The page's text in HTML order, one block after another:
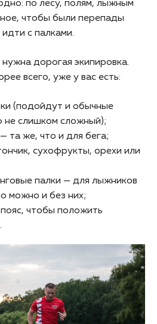
по лесу, полям, лыжным
чтобы были перепады
с палками.
дорогая экипировка.
всего, уже у вас есть:
(подойдут и обычные
не слишком сложный);
та же, что и для бега;
сухофрукты, орехи или
палки — для лыжников
можно и без них;
чтобы положить